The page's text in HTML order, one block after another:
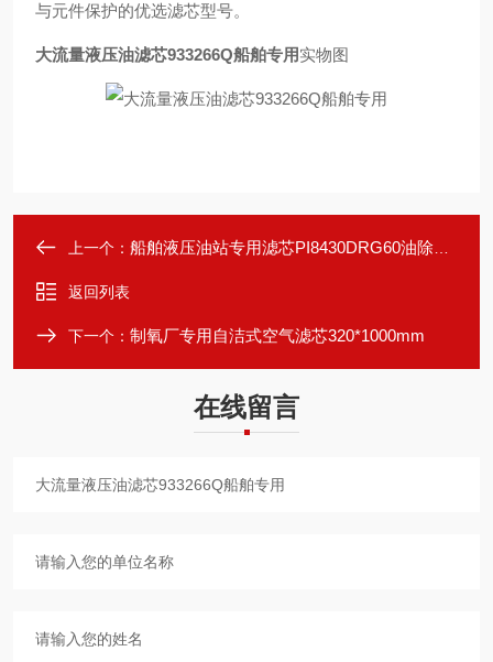
与元件保护的优选滤芯型号。
大流量液压油滤芯933266Q船舶专用实物图
上一个： 船舶液压油站专用滤芯PI8430DRG60油除杂质
返回列表
下一个： 制氧厂专用自洁式空气滤芯320*1000mm
在线留言